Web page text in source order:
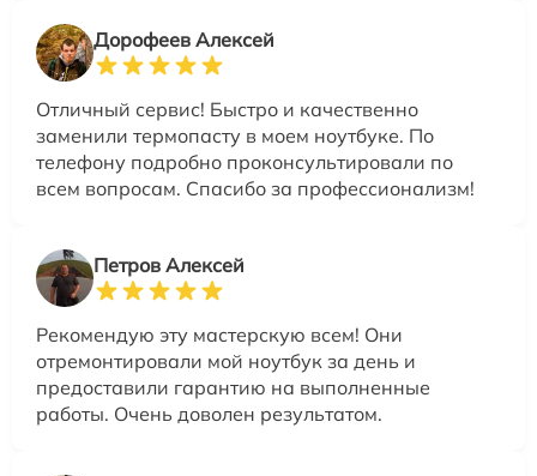
Дорофеев Алексей
Отличный сервис! Быстро и качественно
заменили термопасту в моем ноутбуке. По
телефону подробно проконсультировали по
всем вопросам. Спасибо за профессионализм!
Петров Алексей
Рекомендую эту мастерскую всем! Они
отремонтировали мой ноутбук за день и
предоставили гарантию на выполненные
работы. Очень доволен результатом.